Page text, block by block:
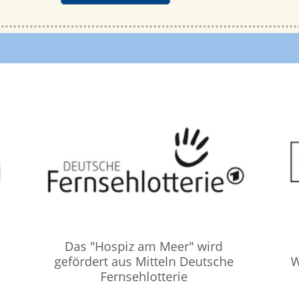
Das "Hospiz am Meer" wird
gefördert aus Mitteln Deutsche
Fernsehlotterie